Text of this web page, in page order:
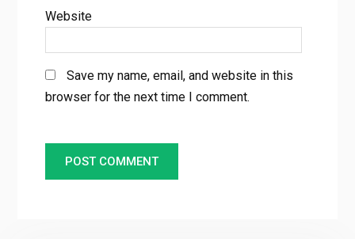
Website
Save my name, email, and website in this
browser for the next time I comment.